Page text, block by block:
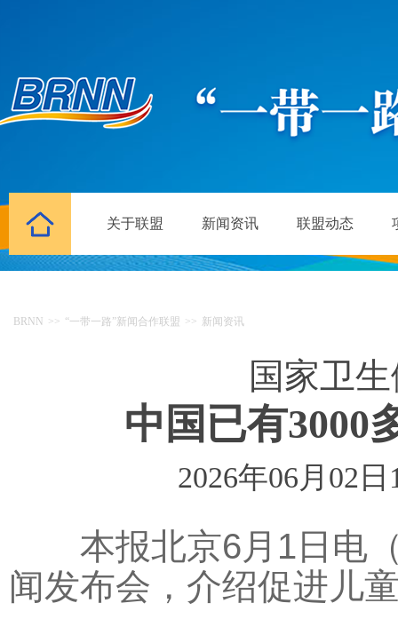
关于联盟 新闻资讯 联盟动态
BRNN >> “一带一路”新闻合作联盟 >> 新闻资讯
国家卫
中国已有3000
2026年06月02
本报北京6月1日电（
闻发布会，介绍促进儿